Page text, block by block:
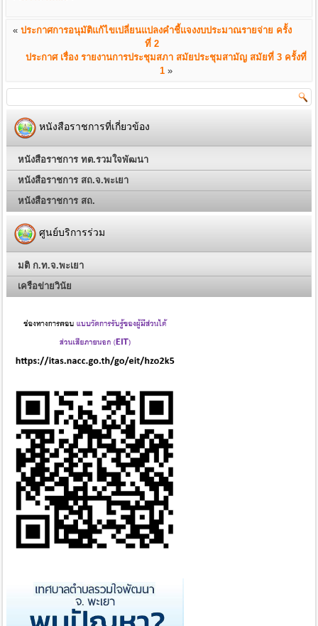
« ประกาศการอนุมัติแก้ไขเปลี่ยนแปลงคำชี้แจงงบประมาณรายจ่าย ครั้ง
ที่ 2
ประกาศ เรื่อง รายงานการประชุมสภา สมัยประชุมสามัญ สมัยที่ 3 ครั้งที่
1»
หนังสือราชการที่เกี่ยวข้อง
หนังสือราชการ ทต.รวมใจพัฒนา
หนังสือราชการ สถ.จ.พะเยา
หนังสือราชการ สถ.
ศูนย์บริการร่วม
มติ ก.ท.จ.พะเยา
เครือข่ายวินัย